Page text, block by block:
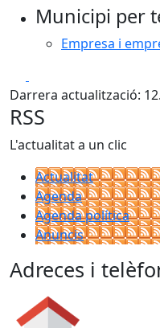
Municipi per
Empresa i
Darrera actualització:
RSS
L'actualitat a un clic
Actualitat
Agenda
Agenda política
Anuncis
Adreces i